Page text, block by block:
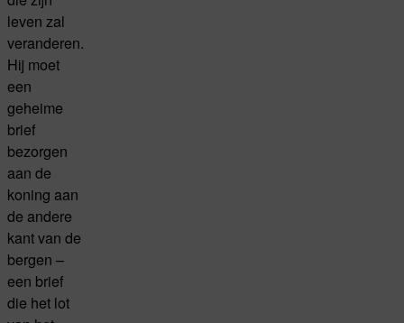
leven zal
veranderen.
Hij moet
een
geheime
brief
bezorgen
aan de
koning aan
de andere
kant van de
bergen –
een brief
die het lot